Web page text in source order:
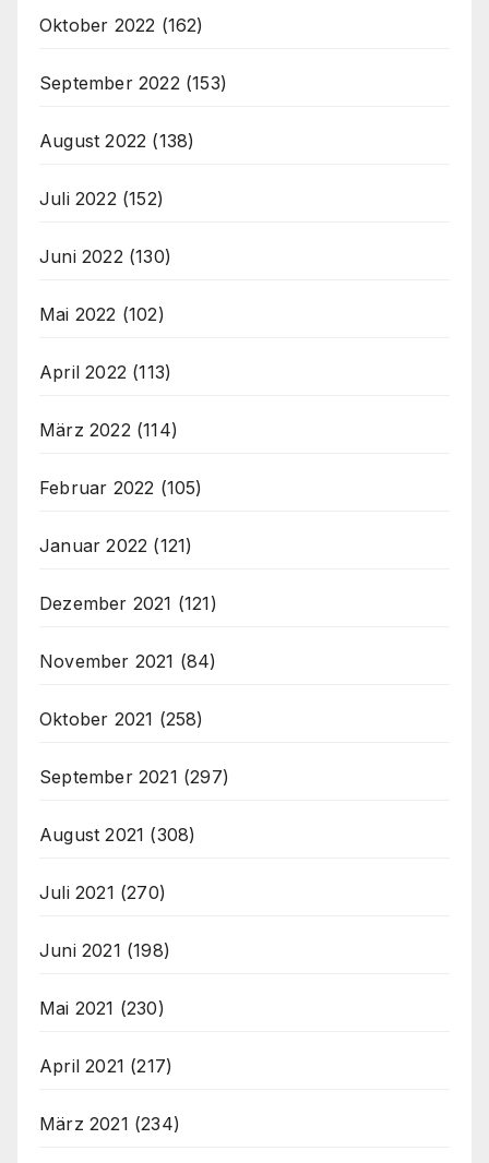
Oktober 2022 (162)
September 2022 (153)
August 2022 (138)
Juli 2022 (152)
Juni 2022 (130)
Mai 2022 (102)
April 2022 (113)
März 2022 (114)
Februar 2022 (105)
Januar 2022 (121)
Dezember 2021 (121)
November 2021 (84)
Oktober 2021 (258)
September 2021 (297)
August 2021 (308)
Juli 2021 (270)
Juni 2021 (198)
Mai 2021 (230)
April 2021 (217)
März 2021 (234)